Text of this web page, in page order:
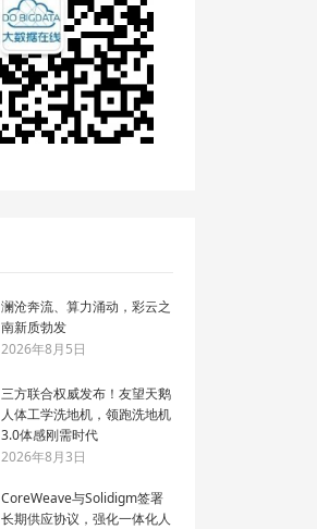
澜沧奔流、算力涌动，彩云之
南新质勃发
2026年8月5日
三方联合权威发布！友望天鹅
人体工学洗地机，领跑洗地机
3.0体感刚需时代
2026年8月3日
CoreWeave与Solidigm签署
长期供应协议，强化一体化人